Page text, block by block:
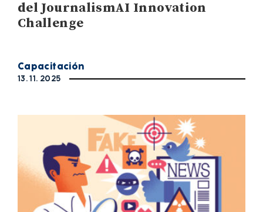
del JournalismAI Innovation
Challenge
Capacitación
13. 11. 2025